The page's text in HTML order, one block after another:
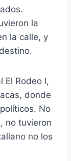
la
la calle, y
El Rodeo I,
donde
No
no tuvieron
no los